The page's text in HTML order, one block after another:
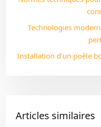
Technologies
Installation d’un poêle
Articles similaires